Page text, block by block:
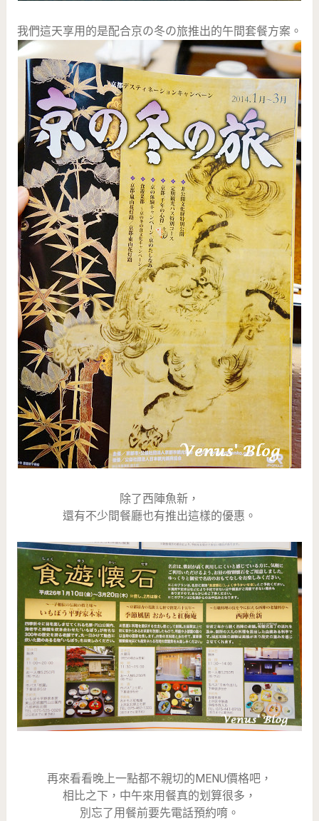
我們這天享用的是配合京の冬の旅推出的午間套餐方案。
除了西陣魚新，
還有不少間餐廳也有推出這樣的優惠。
再來看看晚上一點都不親切的MENU價格吧，
相比之下，中午來用餐真的划算很多，
別忘了用餐前要先電話預約唷。